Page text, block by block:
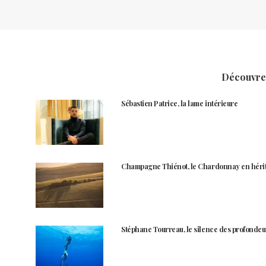
Sébastien Patrice, la lame intérieure
Champagne Thiénot, le Chardonnay en
Stéphane Tourreau, le silence des